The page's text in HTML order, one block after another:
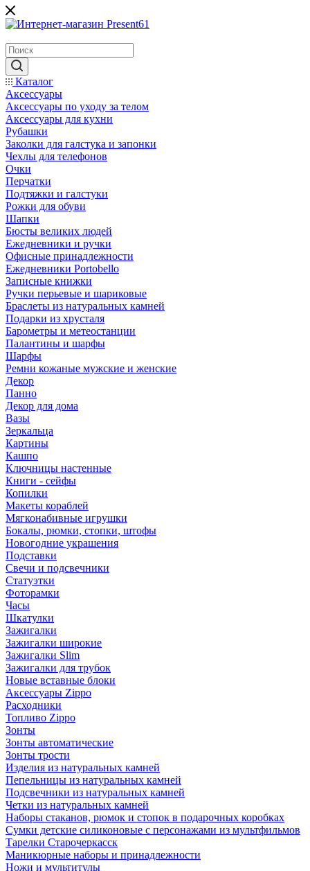
Каталог
Аксессуары
Аксессуары по уходу за телом
Аксессуары для кухни
Рубашки
Заколки для галстука и запонки
Чехлы для телефонов
Очки
Перчатки
Подтяжки и галстуки
Рожки для обуви
Шапки
Бюсты великих людей
Ежедневники и ручки
Офисные принадлежности
Ежедневники Portobello
Записные книжки
Ручки перьевые и шариковые
Браслеты из натуральных камней
Подарки из хрусталя
Барометры и метеостанции
Палантины и шарфы
Шарфы
Ремни кожаные мужские и женские
Декор
Панно
Декор для дома
Вазы
Зеркальца
Картины
Кашпо
Ключницы настенные
Книги - сейфы
Копилки
Макеты кораблей
Мягконабивные игрушки
Бокалы, рюмки, стопки, штофы
Новогодние украшения
Подставки
Свечи и подсвечники
Статуэтки
Фоторамки
Часы
Шкатулки
Зажигалки
Зажигалки широкие
Зажигалки Slim
Зажигалки для трубок
Новые вставные блоки
Аксессуары Zippo
Расходники
Топливо Zippo
Зонты
Зонты автоматические
Зонты трости
Изделия из натуральных камней
Пепельницы из натуральных камней
Подсвечники из натуральных камней
Четки из натуральных камней
Наборы стаканов, рюмок и стопок в подарочных коробках
Сумки детские силиконовые с персонажами из мультфильмов
Тарелки Старочеркасск
Маникюрные наборы и принадлежности
Ножи и мультитулы